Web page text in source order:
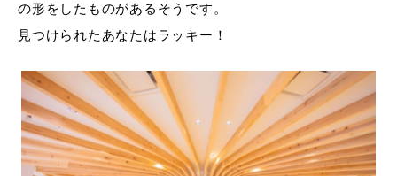
の形をしたものがあるそうです。
見つけられたあなたはラッキー！